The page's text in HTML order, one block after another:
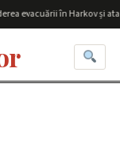
evacuării în Harkov și